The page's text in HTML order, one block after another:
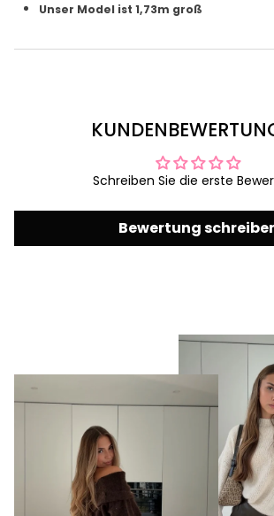
Unser Model ist 1,73m groß
Schreiben Sie die erste
Bewertung